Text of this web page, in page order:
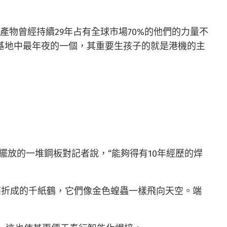
物曾經持續29年占有全球市場70%的他們的力量不
中最年夜的一個，其重要生孩子的就是港機的主
放的一堆鋼板對記者說，“能夠得有10年經歷的焊
成的千紙鶴，它們像金色蝗蟲一樣飛向天空。端